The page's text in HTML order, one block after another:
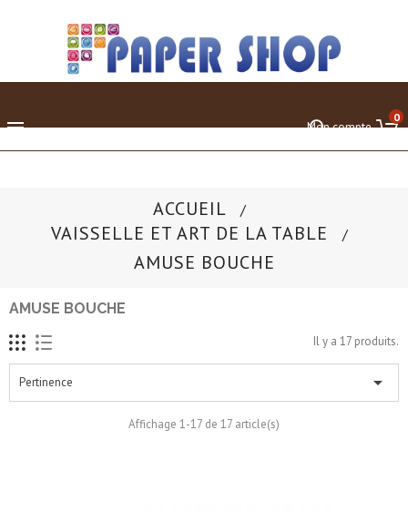
 0
Mon compte
ACCUEIL
VAISSELLE ET ART DE LA TABLE
AMUSE BOUCHE
AMUSE BOUCHE
Il y a 17 produits.
Pertinence 
Affichage 1-17 de 17 article(s)